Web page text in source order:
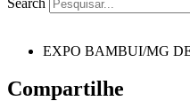
Search
EXPO BAMBUI/MG
Compartilhe